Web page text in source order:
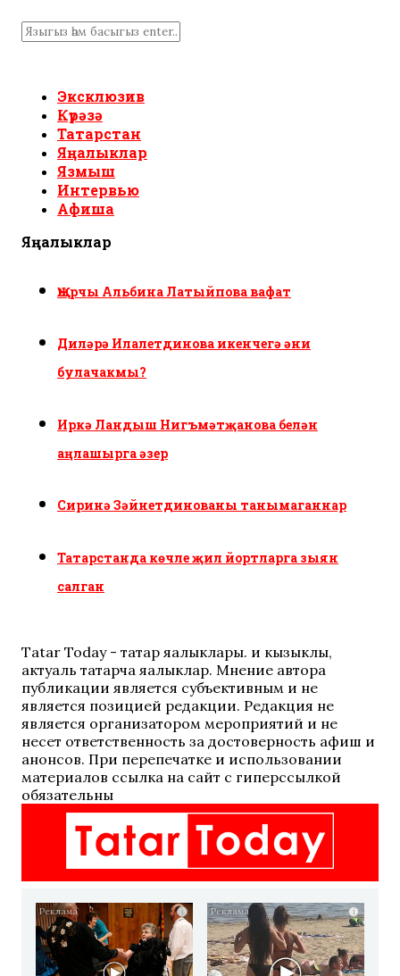
Эксклюзив
Күрәзә
Татарстан
Яңалыклар
Язмыш
Интервью
Афиша
Яңалыклар
Җырчы Альбина Латыйпова вафат
Диләрә Илалетдинова икенчегә әни
булачакмы?
Иркә Ландыш Нигъмәтҗанова белән
аңлашырга әзер
Сиринә Зәйнетдинованы танымаганнар
Татарстанда көчле җил йортларга зыян
салган
Tatar Today - татар яңалыклары. иң кызыклы,
актуаль татарча яңалыклар. Мнение автора
публикации является субъективным и не
является позицией редакции. Редакция не
является организатором мероприятий и не
несет ответственность за достоверность афиш и
анонсов. При перепечатке и использовании
материалов ссылка на сайт с гиперссылкой
обязательны
i i